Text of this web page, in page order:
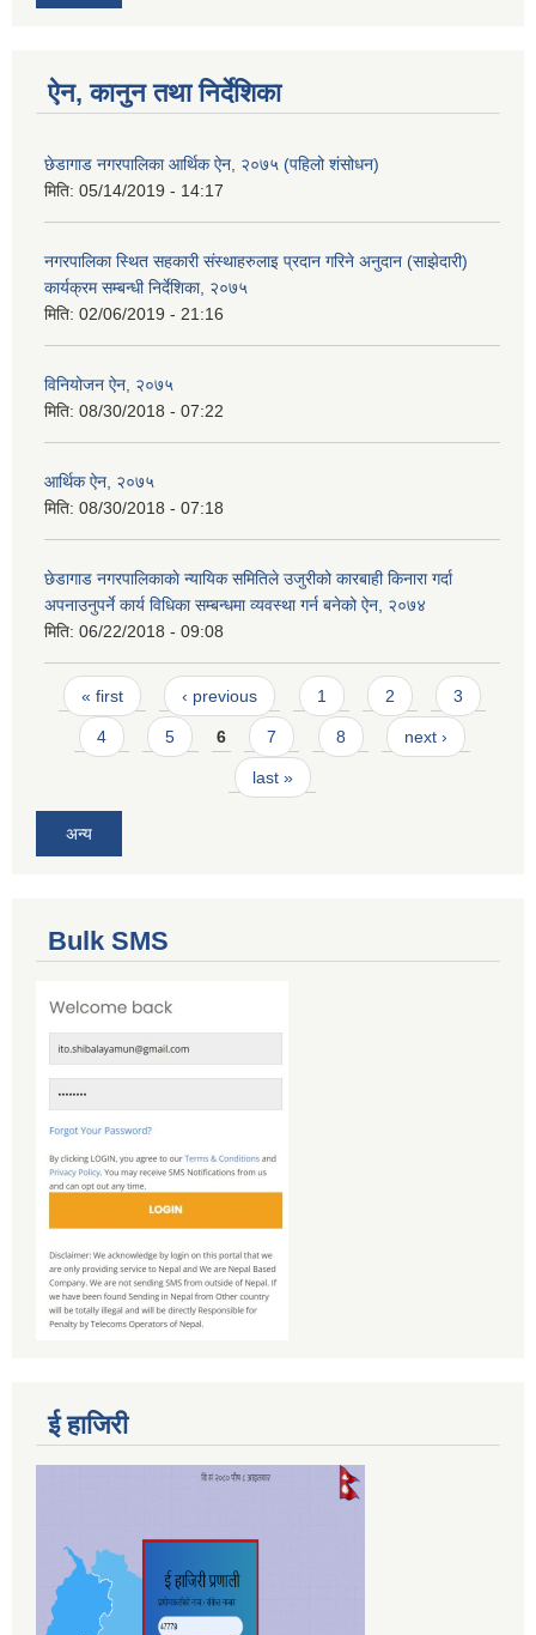
ऐन, कानुन तथा निर्देशिका
छेडागाड नगरपालिका आर्थिक ऐन, २०७५ (पहिलो शंसोधन)
मिति: 05/14/2019 - 14:17
नगरपालिका स्थित सहकारी स‍ंस्थाहरुलाइ प्रदान गरिने अनुदान (साझेदारी)
कार्यक्रम सम्बन्धी निर्देशिका, २०७५
मिति: 02/06/2019 - 21:16
विनियोजन ऐन, २०७५
मिति: 08/30/2018 - 07:22
आर्थिक ऐन, २०७५
मिति: 08/30/2018 - 07:18
छेडागाड नगरपालिकाकाे न्यायिक समितिले उजुरीको कारबाही किनारा गर्दा
अपनाउनुपर्ने कार्य विधिका सम्बन्धमा व्यवस्था गर्न बनेको ऐन, २०७४
मिति: 06/22/2018 - 09:08
Pages
« first ‹ previous 1 2 3
4 5 6 7 8 next ›
last »
अन्य
Bulk SMS
ई हाजिरी